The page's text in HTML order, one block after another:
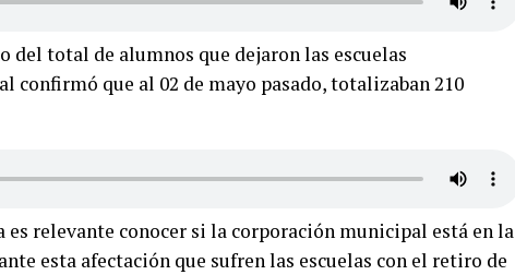
del total de alumnos que dejaron las escuelas
confirmó que al 02 de mayo pasado, totalizaban 210
es relevante conocer si la corporación municipal está en la
esta afectación que sufren las escuelas con el retiro de